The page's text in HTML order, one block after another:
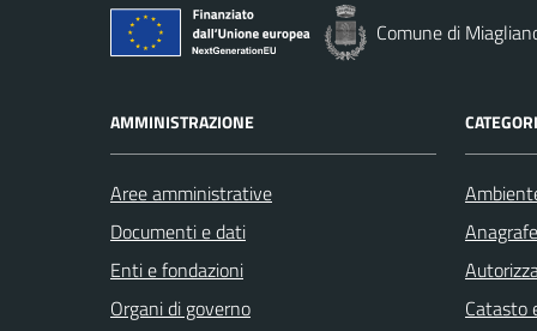
Comune di
AMMINISTRAZIONE
Aree amministrative
Documenti e dati
Enti e fondazioni
Organi di governo
Catasto